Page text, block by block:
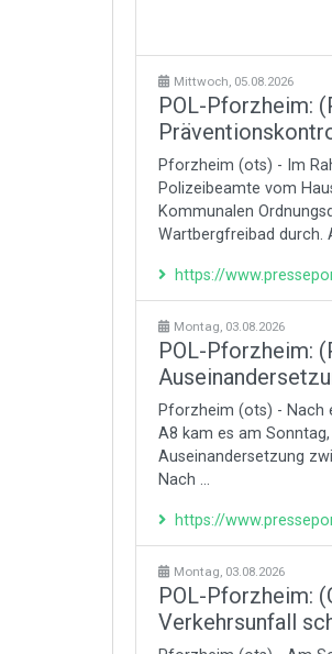
Mittwoch, 05.08.2026
POL-Pforzheim:
Pforzheim (ots) - Im
Polizeibeamte vom
Kommunalen
Wartbergfreibad durch.
https://
Montag, 03.08.2026
POL-Pforzheim:
Pforzheim (ots) - Nach
A8 kam es am
Auseinandersetzung
Nach ...
https://
Montag, 03.08.2026
POL-Pforzheim:
Verkehrsunfall